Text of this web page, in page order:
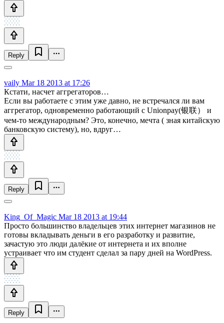
Reply
vaily Mar 18 2013 at 17:26
Кстати, насчет аггрегаторов…
Если вы работаете с этим уже давно, не встречался ли вам
аггрегатор, одновременно работающий с Unionpay(银联） и
чем-то международным? Это, конечно, мечта ( зная китайскую
банковскую систему), но, вдруг…
Reply
King_Of_Magic Mar 18 2013 at 19:44
Просто большинство владельцев этих интернет магазинов не
готовы вкладывать деньги в его разработку и развитие,
зачастую это люди далёкие от интернета и их вполне
устраивает что им студент сделал за пару дней на WordPress.
Reply